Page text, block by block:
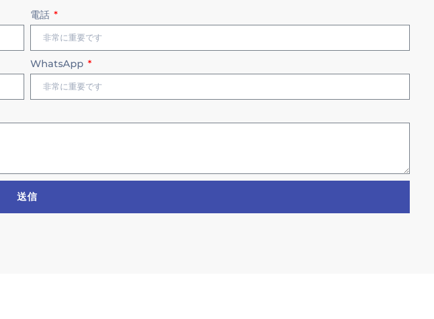
電話
WhatsApp
送信